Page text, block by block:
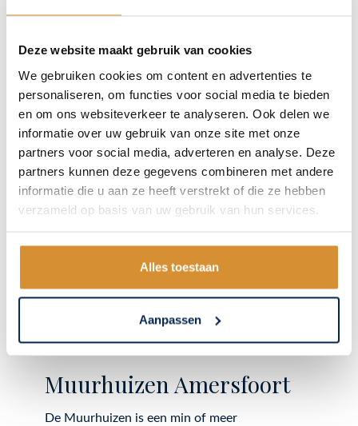
Deze website maakt gebruik van cookies
We gebruiken cookies om content en advertenties te
personaliseren, om functies voor social media te bieden
en om ons websiteverkeer te analyseren. Ook delen we
informatie over uw gebruik van onze site met onze
partners voor social media, adverteren en analyse. Deze
partners kunnen deze gegevens combineren met andere
informatie die u aan ze heeft verstrekt of die ze hebben
verzameld op basis van uw gebruik van hun services.
Alles toestaan
Aanpassen
er zijn vier varianten. Dit glas zorgt ervoor dat
Muurhuizen Amersfoort
De Muurhuizen is een min of meer